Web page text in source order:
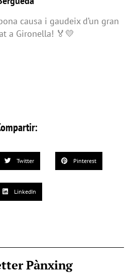
causa i gaudeix d’un gran
a Gironella! 🏅💛
Twitter Pinterest
LinkedIn
Pànxing